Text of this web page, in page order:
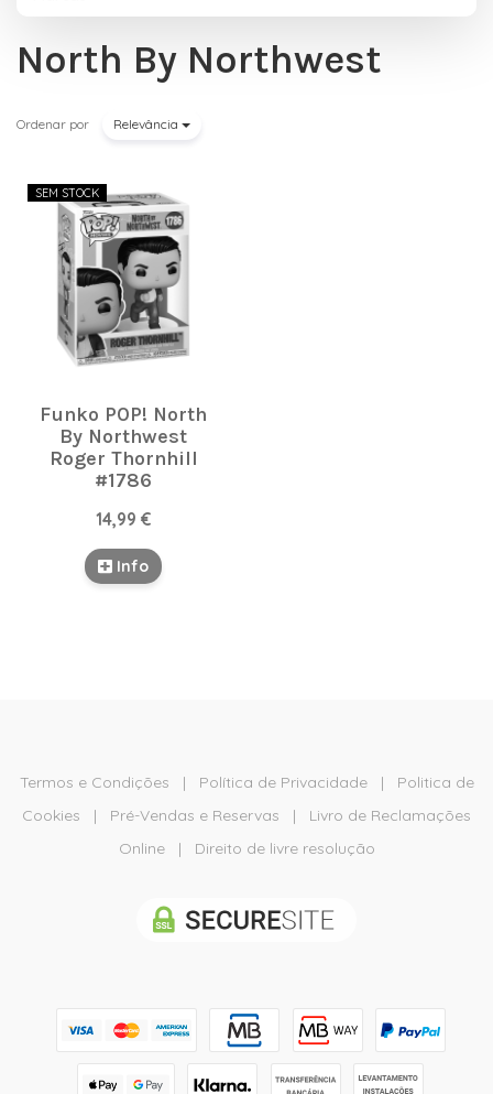
North By Northwest
Ordenar por Relevância
SEM STOCK
Funko POP! North
By Northwest
Roger Thornhill
#1786
14,99 €
Info
Termos e Condições | Política de Privacidade| Politica de
Cookies | Pré-Vendas e Reservas | Livro de Reclamações
Online| Direito de livre resolução